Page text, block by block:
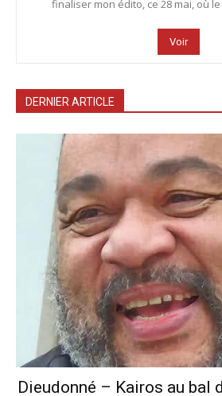
finaliser mon édito, ce 28 mai, où
Voir
DERNIER ARTICLE
Dieudonné – Kairos au bal